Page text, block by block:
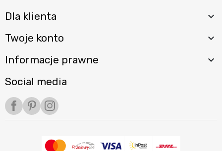
Dla klienta 
Twoje konto 
Informacje prawne 
Social media
Facebook
PinterestInstagram